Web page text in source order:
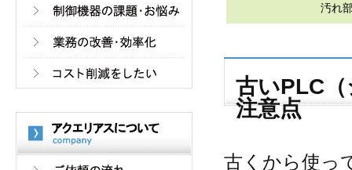
汚れ
古いPLC
注意点
古くから使っ